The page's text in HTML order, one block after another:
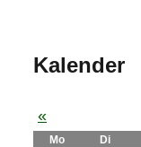
Kalender
«
Mo Di